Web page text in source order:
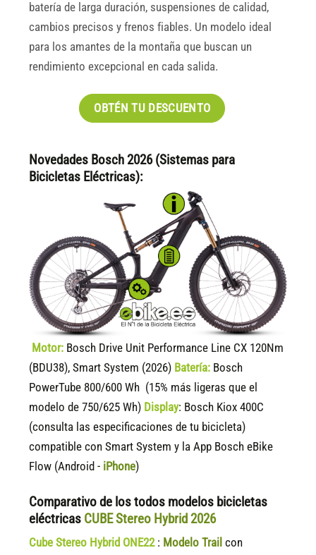
batería de larga duración, suspensiones de calidad,
cambios precisos y frenos fiables. Un modelo ideal
para los amantes de la montaña que buscan un
rendimiento excepcional en cada salida.
OBTÉN TU DESCUENTO
Novedades Bosch 2026 (Sistemas para
Bicicletas Eléctricas):
Motor: Bosch Drive Unit Performance Line CX 120Nm
(BDU38), Smart System (2026) Batería: Bosch
PowerTube 800/600 Wh (15% más ligeras que el
modelo de 750/625 Wh) Display: Bosch Kiox 400C
(consulta las especificaciones de tu bicicleta)
compatible con Smart System y la App Bosch eBike
Flow (Android - iPhone)
Comparativo de los todos modelos bicicletas
eléctricas CUBE Stereo Hybrid 2026
Cube Stereo Hybrid ONE22: Modelo Trail con